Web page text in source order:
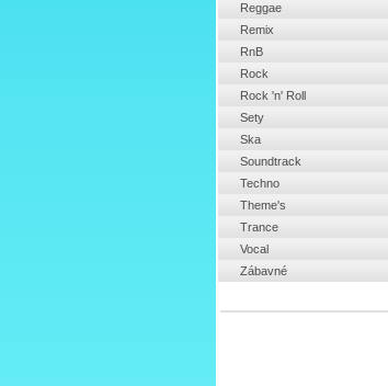
Reggae
Remix
RnB
Rock
Rock 'n' Roll
Sety
Ska
Soundtrack
Techno
Theme's
Trance
Vocal
Zábavné